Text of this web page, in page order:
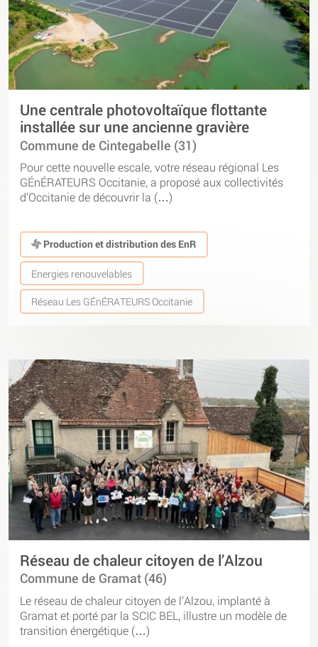
Une centrale photovoltaïque flottante
installée sur une ancienne gravière
Commune de Cintegabelle (31)
Pour cette nouvelle escale, votre réseau régional Les
GÉnÉRATEURS Occitanie, a proposé aux collectivités
d’Occitanie de découvrir la (…)
Production et distribution des EnR
Energies renouvelables
Réseau Les GÉnÉRATEURS Occitanie
Réseau de chaleur citoyen de l’Alzou
Commune de Gramat (46)
Le réseau de chaleur citoyen de l’Alzou, implanté à
Gramat et porté par la SCIC BEL, illustre un modèle de
transition énergétique (…)